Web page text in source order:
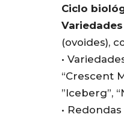
Ciclo
(ovoides),
•
“Crescent
”Iceberg”,
• Redondas